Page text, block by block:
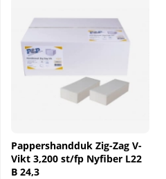
Pappershandduk Zig-Zag V-
Vikt 3,200 st/fp Nyfiber L22
B 24,3